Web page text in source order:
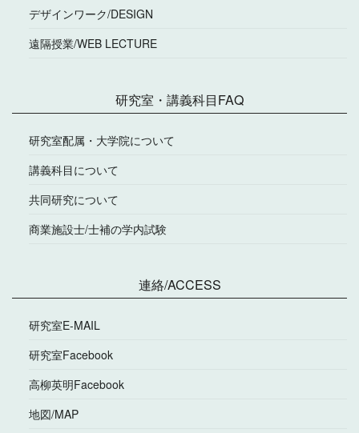
デザインワーク/DESIGN
遠隔授業/WEB LECTURE
研究室・講義科目FAQ
研究室配属・大学院について
講義科目について
共同研究について
商業施設士/士補の学内試験
連絡/ACCESS
研究室E-MAIL
研究室Facebook
高柳英明Facebook
地図/MAP